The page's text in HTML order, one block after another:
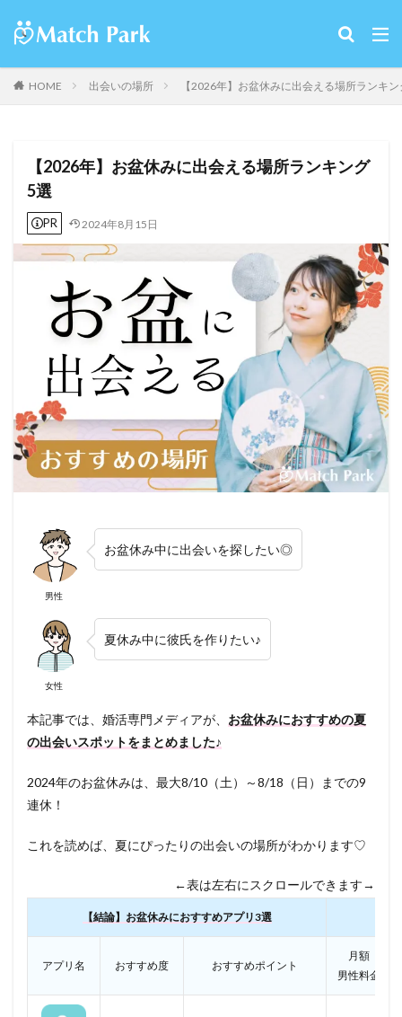
HOME 出会いの場所 【2026年】お盆休みに出会える場所ランキ
【2026年】お盆休みに出会える場所ランキング
5選
PR 2024年8月15日
男性
お盆休み中に出会いを探したい◎
女性
夏休み中に彼氏を作りたい♪
本記事では、婚活専門メディアが、 お盆休みにおすすめの夏
の出会いスポットをまとめました♪
2024年のお盆休みは、最大8/10（土）～8/18（日）までの9
連休！
これを読めば、夏にぴったりの出会いの場所がわかります♡
←表は左右にスクロールできます→
【結論】お盆休みにおすすめアプリ3選
アプリ名 おすすめ度 おすすめポイント
月額
男性料金